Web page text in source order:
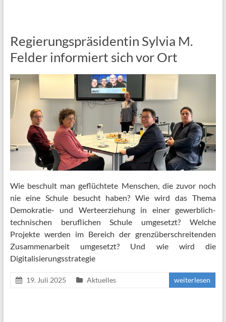
Regierungspräsidentin Sylvia M.
Felder informiert sich vor Ort
Wie beschult man geflüchtete Menschen, die zuvor noch
nie eine Schule besucht haben? Wie wird das Thema
Demokratie- und Werteerziehung in einer gewerblich-
technischen beruflichen Schule umgesetzt? Welche
Projekte werden im Bereich der grenzüberschreitenden
Zusammenarbeit umgesetzt? Und wie wird die
Digitalisierungsstrategie
19. Juli 2025 Aktuelles weiterlesen